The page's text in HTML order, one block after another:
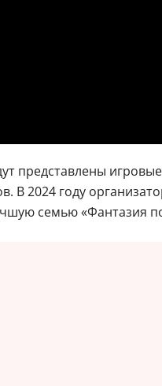
представлены
В 2024 году
семью «Фантазия